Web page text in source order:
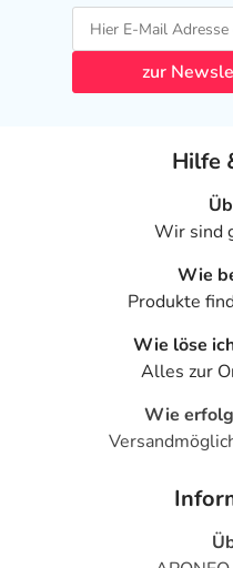
zur
Hilfe
Wir sind
Wie
Produkte
Wie löse
Alles zur
Wie